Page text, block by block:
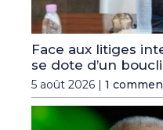
Face aux litiges
se dote d’un
5 août 2026 | 1